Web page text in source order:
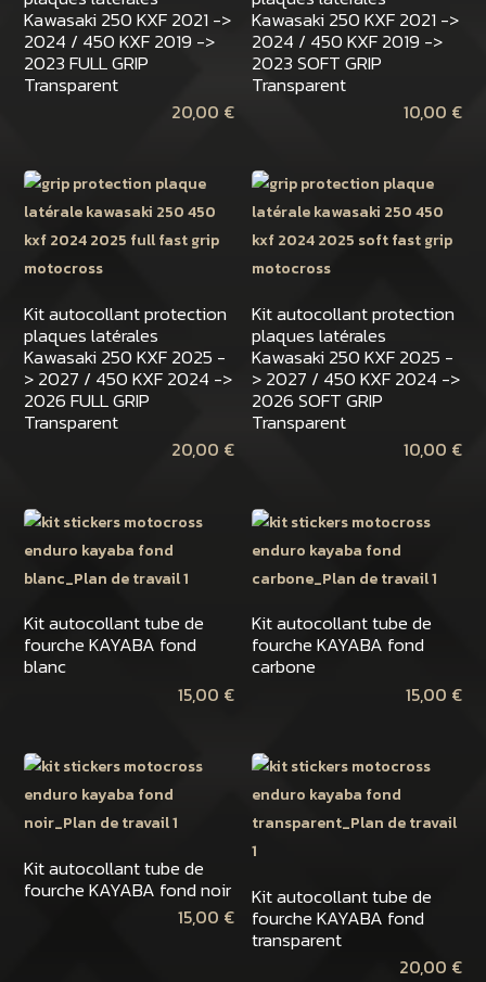
Kawasaki 250 KXF 2021 ->
2024 / 450 KXF 2019 ->
2023 FULL GRIP
Transparent
20,00 €
Kawasaki 250 KXF 2021 ->
2024 / 450 KXF 2019 ->
2023 SOFT GRIP
Transparent
10,00 €
Kit autocollant protection
plaques latérales
Kawasaki 250 KXF 2025 -
> 2027 / 450 KXF 2024 ->
2026 FULL GRIP
Transparent
20,00 €
Kit autocollant protection
plaques latérales
Kawasaki 250 KXF 2025 -
> 2027 / 450 KXF 2024 ->
2026 SOFT GRIP
Transparent
10,00 €
Kit autocollant tube de
fourche KAYABA fond
blanc
15,00 €
Kit autocollant tube de
fourche KAYABA fond
carbone
15,00 €
Kit autocollant tube de
fourche KAYABA fond noir
15,00 €
Kit autocollant tube de
fourche KAYABA fond
transparent
20,00 €